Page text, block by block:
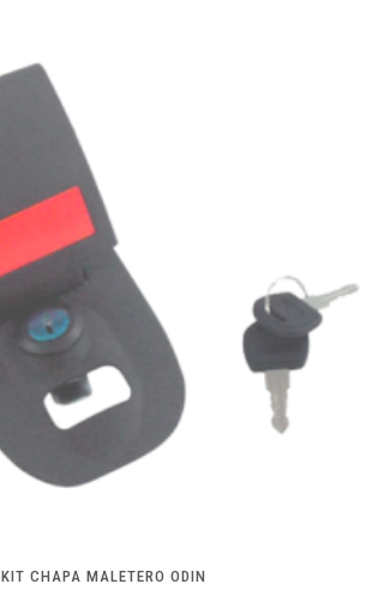
KIT CHAPA MALETERO ODIN